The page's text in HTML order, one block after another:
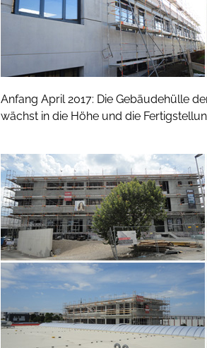
Anfang April 2017: Die Gebäudehülle
wächst in die Höhe und die